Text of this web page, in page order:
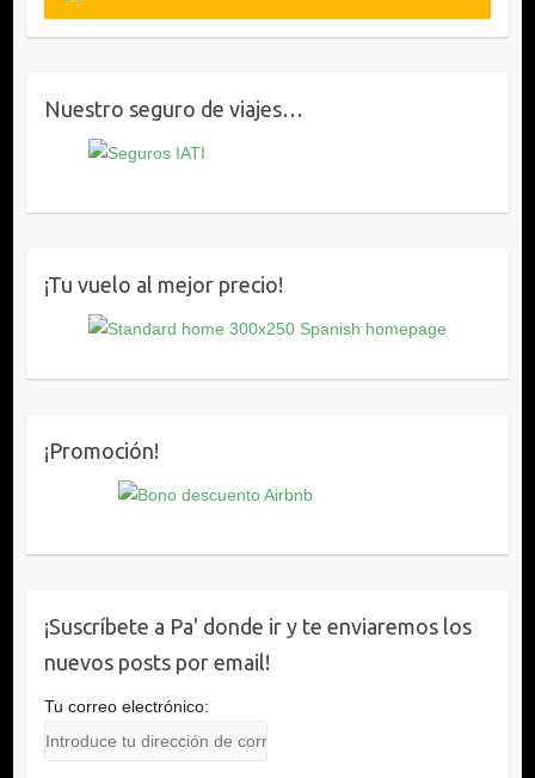
Nuestro seguro de viajes…
¡Tu vuelo al mejor precio!
¡Promoción!
¡Suscríbete a Pa' donde ir y te enviaremos los
nuevos posts por email!
Tu correo electrónico: